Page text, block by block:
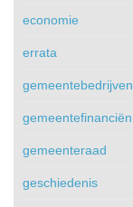
economie
errata
gemeentebedrijven
gemeentefinanciën
gemeenteraad
geschiedenis